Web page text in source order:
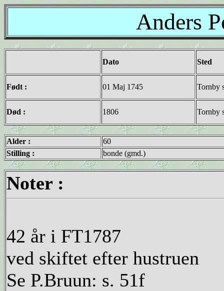
Anders
Dato Sted
Født : 01 Maj 1745 Tornby
Død : 1806 Tornby
Alder :
60
Stilling :
bonde (gmd.)
Noter :
42 år i FT1787
ved skiftet efter hustruen
Se P.Bruun: s. 51f